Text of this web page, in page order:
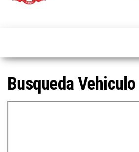
Busqueda